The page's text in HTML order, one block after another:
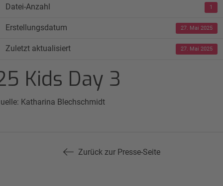
Datei-Anzahl 1
Erstellungsdatum 27. Mai 2025
Zuletzt aktualisiert 27. Mai 2025
Kids Day 3
Katharina Blechschmidt
Zurück zur Presse-Seite